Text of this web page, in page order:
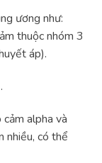
ương như:
thuộc nhóm 3
áp).
alpha và
nhiều, có thể